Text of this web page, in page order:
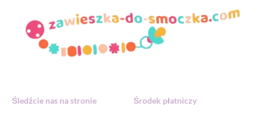
Śledźcie nas na stronie Środek płatniczy